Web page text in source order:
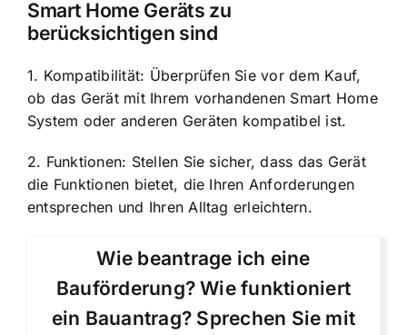
Smart Home Geräts zu
berücksichtigen sind
1. Kompatibilität: Überprüfen Sie vor dem Kauf,
ob das Gerät mit Ihrem vorhandenen Smart Home
System oder anderen Geräten kompatibel ist.
2. Funktionen: Stellen Sie sicher, dass das Gerät
die Funktionen bietet, die Ihren Anforderungen
entsprechen und Ihren Alltag erleichtern.
Wie beantrage ich eine
Bauförderung? Wie funktioniert
ein Bauantrag? Sprechen Sie mit